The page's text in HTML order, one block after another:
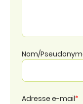
Nom/
Adresse e-mail*